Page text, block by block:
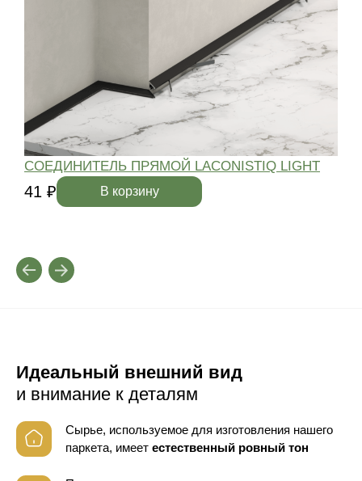
СОЕДИНИТЕЛЬ ПРЯМОЙ LACONISTIQ LIGHT
41 ₽ В корзину
Идеальный внешний вид
и внимание к деталям
Сырье, используемое для изготовления нашего
паркета, имеет естественный ровный тон